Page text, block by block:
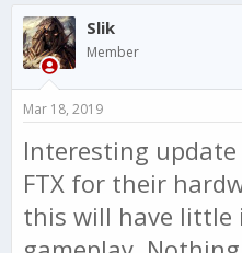
r
e
a
d
s
t
a
r
e
r
a
a
t
e
Slik
Member
Mar 18, 2019
Interesting
FTX for their
this will have little